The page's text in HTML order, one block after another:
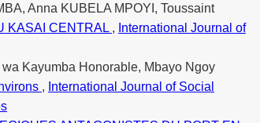
Anna KUBELA MPOYI, Toussaint
KASAI CENTRAL , International Journal of
Kayumba Honorable, Mbayo Ngoy
, International Journal of Social